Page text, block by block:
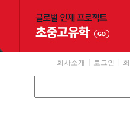
회사소개 로그인